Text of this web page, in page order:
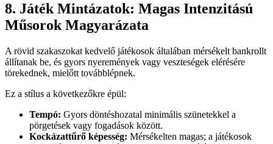
8. Játék Mintázatok: Magas Intenzitású
Műsorok Magyarázata
A rövid szakaszokat kedvelő játékosok általában mérsékelt bankrollt
állítanak be, és gyors nyeremények vagy veszteségek elérésére
törekednek, mielőtt továbblépnek.
Ez a stílus a következőkre épül:
Tempó: Gyors döntéshozatal minimális szünetekkel a
pörgetések vagy fogadások között.
Kockázattűrő képesség: Mérsékelten magas; a játékosok